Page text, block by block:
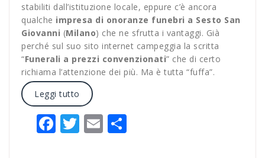
stabiliti dall’istituzione locale, eppure c’è ancora
qualche impresa di onoranze funebri a Sesto San
Giovanni (Milano) che ne sfrutta i vantaggi. Già
perché sul suo sito internet campeggia la scritta
“Funerali a prezzi convenzionati” che di certo
richiama l’attenzione dei più. Ma è tutta “fuffa”.
Leggi tutto
Facebook
Twitter
Email